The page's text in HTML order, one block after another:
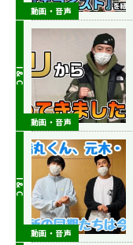
動画・音声
動画・音声
動画・音声